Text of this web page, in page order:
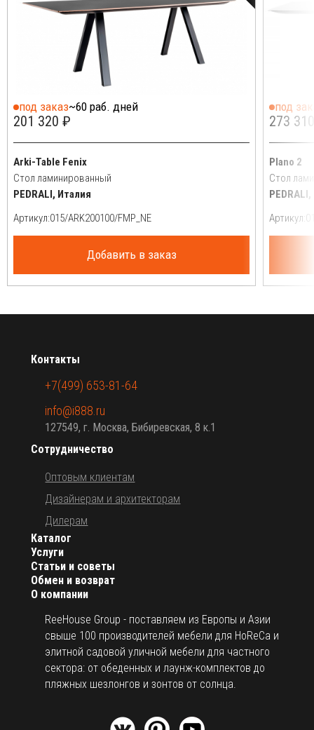
под заказ~60 раб. дней
201 320 ₽
Arki-Table Fenix
Стол ламинированный
PEDRALI, Италия
Артикул:
Добавить в заказ
под
273
Plano 2
Стол
Артикул:
О компании
ReeHouse Group - поставляем из Европы и Азии
свыше 100 производителей мебели для HoReCa и
элитной садовой уличной мебели для частного
сектора: от обеденных и лаунж-комплектов до
пляжных шезлонгов и зонтов от солнца.
Каталог
Услуги
Статьи и советы
Обмен и возврат
Сотрудничество
Оптовым клиентам
Дизайнерам и архитекторам
Дилерам
Контакты
+7(499) 653-81-64
info@i888.ru
127549, г. Москва, Бибиревская, 8 к.1